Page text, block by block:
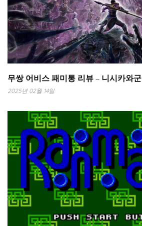
무쌍 어비스 패미통 리뷰 – 니시카와군
2025년 02월 14일